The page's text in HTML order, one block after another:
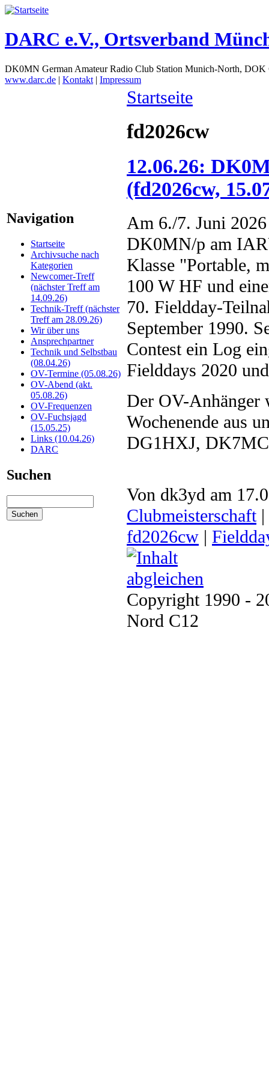
DARC e.V., Ortsverband
DK0MN German Amateur Radio Club Station Munich-North,
www.darc.de | Kontakt | Impressum
Navigation
Startseite
Archivsuche nach
Kategorien
Newcomer-Treff
(nächster Treff am
14.09.26)
Technik-Treff (nächster
Treff am 28.09.26)
Wir über uns
Ansprechpartner
Technik und Selbstbau
(08.04.26)
OV-Termine (05.08.26)
OV-Abend (akt.
05.08.26)
OV-Frequenzen
OV-Fuchsjagd
(15.05.25)
Links (10.04.26)
DARC
Suchen
Startseite
fd2026cw
12.06.26:
(fd2026cw,
Am 6./7. Juni
DK0MN/p am
Klasse "Portable,
100 W HF und
70. Fieldday-
September 1990.
Contest ein Log
Fielddays 2020
Der OV-Anhänger
Wochenende aus
DG1HXJ,
Von dk3yd am
Clubmeisterschaft|
fd2026cw |
Copyright 1990 -
Nord C12